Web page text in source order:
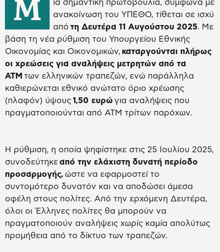
ία σημαντική πρωτοβουλία, σύμφωνα με
ανακοίνωση του ΥΠΕΘΟ, τίθεται σε ισχύ
από τη Δευτέρα 11 Αυγούστου 2025. Με
βάση τη νέα ρύθμιση του Υπουργείου Εθνικής
Οικονομίας και Οικονομικών, καταργούνται πλήρως
οι χρεώσεις για αναλήψεις μετρητών από τα
ΑΤΜ των ελληνικών τραπεζών, ενώ παράλληλα
καθιερώνεται εθνικό ανώτατο όριο χρέωσης
(πλαφόν) ύψους1,50 ευρώ για αναλήψεις που
πραγματοποιούνται από ΑΤΜ τρίτων παρόχων.
Η ρύθμιση, η οποία ψηφίστηκε στις 25 Ιουλίου 2025,
συνοδεύτηκεαπό την ελάχιστη δυνατή περίοδο
προσαρμογής, ώστε να εφαρμοστεί το
συντομότερο δυνατόν και να αποδώσει άμεσα
οφέλη στους πολίτες. Από την ερχόμενη Δευτέρα,
όλοι οι Έλληνες πολίτες θα μπορούν να
πραγματοποιούν αναλήψεις χωρίς καμία απολύτως
προμήθεια από το δίκτυο των τραπεζών.